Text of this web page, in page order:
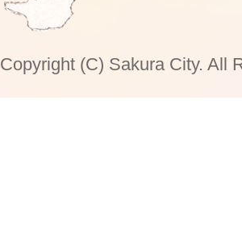
Copyright (C) Sakura City. All